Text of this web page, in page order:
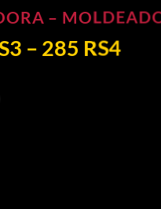
–
– 285 RS4